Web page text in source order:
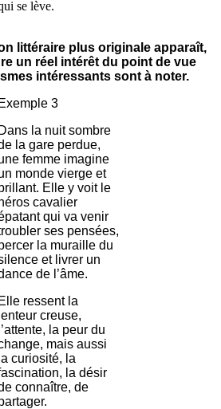
se lève.
littéraire plus originale apparaît,
un réel intérêt du point de vue
intéressants sont à noter.
Exemple 3
Dans la nuit sombre
la gare perdue,
femme imagine
monde vierge et
brillant. Elle y voit le
héros cavalier
qui va venir
ses pensées,
la muraille du
et livrer un
de l’âme.
Elle ressent la
lenteur creuse,
l’attente, la peur du
mais aussi
la curiosité, la
la désir
connaître, de